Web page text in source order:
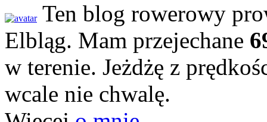
Ten blog rowerowy
Elbląg. Mam przejechane
w terenie. Jeżdżę z
wcale nie chwalę.